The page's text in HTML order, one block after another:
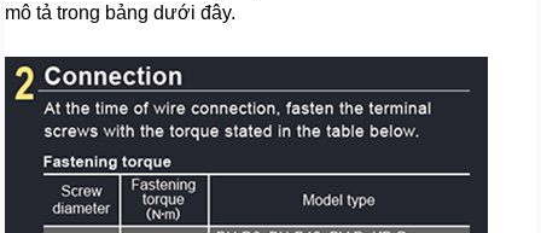
mô tả trong bảng dưới đây.